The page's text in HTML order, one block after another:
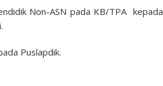
Non-ASN pada KB/TPA kepada
Puslapdik.